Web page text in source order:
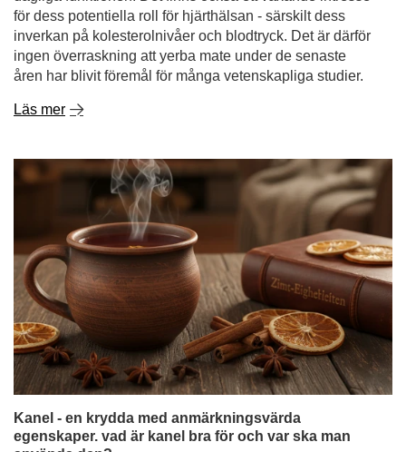
Kanel - en krydda med anmärkningsvärda
egenskaper. vad är kanel bra för och var ska man
använda den?
Kanel är en av de kryddor som fängslar med en intensiv
arom och en varm, lätt söt smak. Den för tankarna till
höst- och vintersäsongen, värmande infusioner och
hemlagad bakning - men dess användning sträcker sig
långt bortom det. I tusentals år har den varit en symbol